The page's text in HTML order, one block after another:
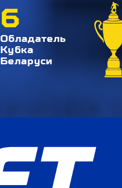
6
Обладатель
Кубка
Беларуси